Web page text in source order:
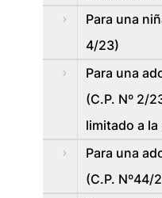
Para una
4/23)
Para una
(C.P. Nº 2/
limitado a la
Para una
(C.P. Nº44/